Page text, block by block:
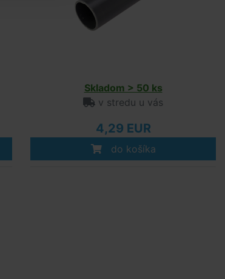
Skladom > 50 ks
v stredu u vás
4,29 EUR
do košíka